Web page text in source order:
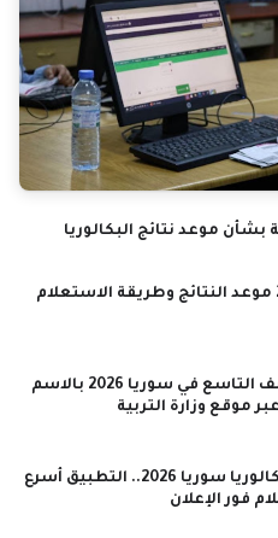
موعد نتائج البكالوريا
رابط نتائج الصف التاسع في سوريا 2026 بالاسم
موقع وزارة التربية
موعد نتائج البكالوريا سوريا 2026.. التطبيق أسرع
فور الإعلان